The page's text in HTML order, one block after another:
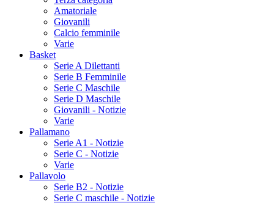
Amatoriale
Giovanili
Calcio femminile
Varie
Basket
Serie A Dilettanti
Serie B Femminile
Serie C Maschile
Serie D Maschile
Giovanili - Notizie
Varie
Pallamano
Serie A1 - Notizie
Serie C - Notizie
Varie
Pallavolo
Serie B2 - Notizie
Serie C maschile - Notizie